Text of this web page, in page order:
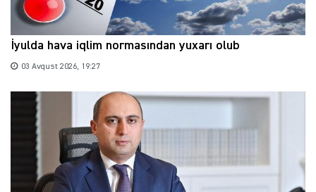
İyulda hava iqlim normasından yuxarı olub
03 Avqust 2026, 19:27